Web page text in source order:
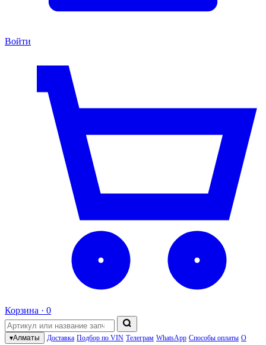
Войти
Корзина · 0
▾Алматы Доставка Подбор по VIN Телеграм WhatsApp Способы оплаты О